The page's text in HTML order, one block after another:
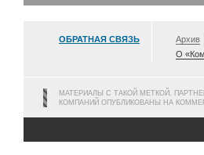
ОБРАТНАЯ СВЯЗЬ Архив
О
МАТЕРИАЛЫ С ТАКОЙ МЕТКОЙ,
КОМПАНИЙ ОПУБЛИКОВАНЫ НА